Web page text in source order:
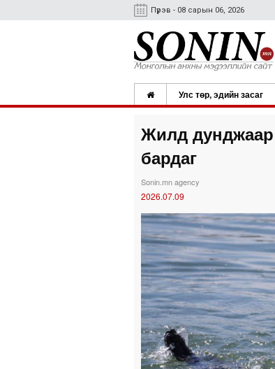
Пүрэв - 08 сарын 06, 2026
Улс төр, эдийн засаг
Жилд
бардаг
Sonin.mn agency
2026.07.09